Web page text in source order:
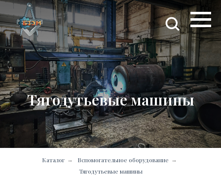
Тягодутьевые машины
Каталог → Вспомогательное оборудование →
Тягодутьевые машины